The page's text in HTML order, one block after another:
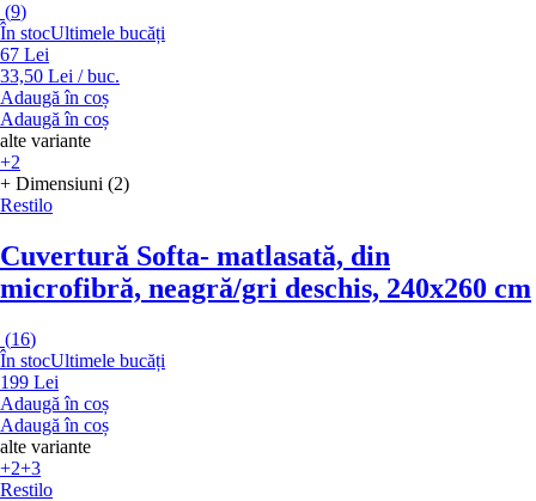
(9)
În stocUltimele bucăți
67 Lei
33,50 Lei / buc.
Adaugă în coș
Adaugă în coș
alte variante
+2
+ Dimensiuni (2)
Restilo
Cuvertură Softa- matlasată, din
microfibră, neagră/gri deschis, 240x260 cm
(16)
În stocUltimele bucăți
199 Lei
Adaugă în coș
Adaugă în coș
alte variante
+2+3
Restilo